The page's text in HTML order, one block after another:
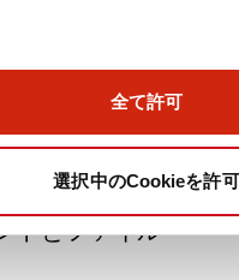
全て許可
選択中のCookieを許可
トとファイル